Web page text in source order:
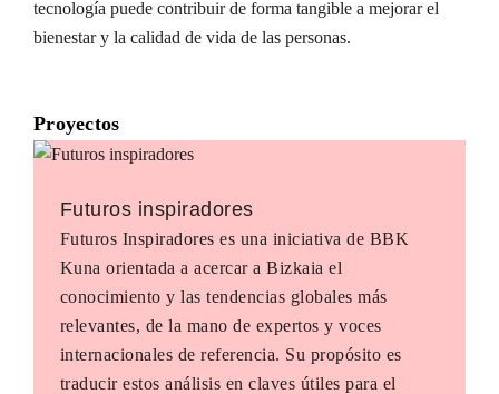
tecnología puede contribuir de forma tangible a mejorar el
bienestar y la calidad de vida de las personas.
Proyectos
Futuros inspiradores
Futuros Inspiradores es una iniciativa de BBK
Kuna orientada a acercar a Bizkaia el
conocimiento y las tendencias globales más
relevantes, de la mano de expertos y voces
internacionales de referencia. Su propósito es
traducir estos análisis en claves útiles para el